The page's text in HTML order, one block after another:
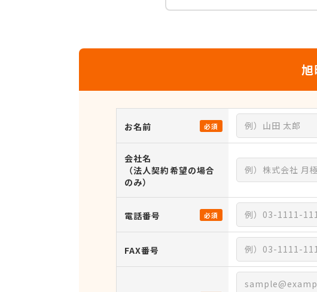
旭
お名前 必須
会社名
（法人契約希望の場合
のみ）
電話番号 必須
FAX番号